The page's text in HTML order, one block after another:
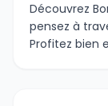
Découvrez
pensez à
Profitez bien